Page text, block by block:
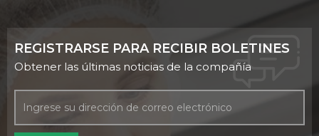
REGISTRARSE PARA RECIBIR BOLETINES
Obtener las últimas noticias de la compañía